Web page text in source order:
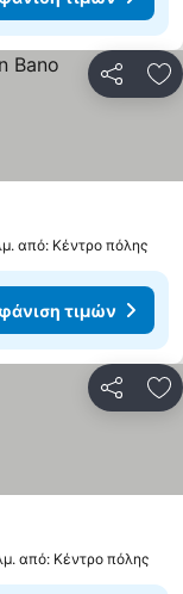
από: Κέντρο πόλης
τιμών
από: Κέντρο πόλης